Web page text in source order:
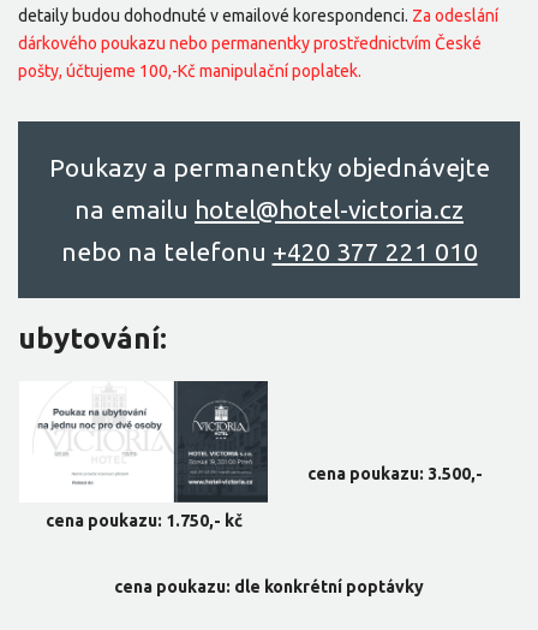
detaily budou dohodnuté v emailové korespondenci. Za odeslání
dárkového poukazu nebo permanentky prostřednictvím České
pošty, účtujeme 100,-Kč manipulační poplatek.
Poukazy a permanentky objednávejte
na emailu hоtel@hоtel-victоriа.cz
nebo na telefonu +420 377 221 010
ubytování:
cena poukazu: 1.750,- kč
cena poukazu: 3.500,-
cena poukazu: dle konkrétní poptávky